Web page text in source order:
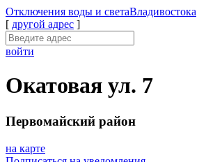
Отключения воды и светаВладивостока
[ другой адрес ]
войти
Окатовая ул. 7
Первомайский район
на карте